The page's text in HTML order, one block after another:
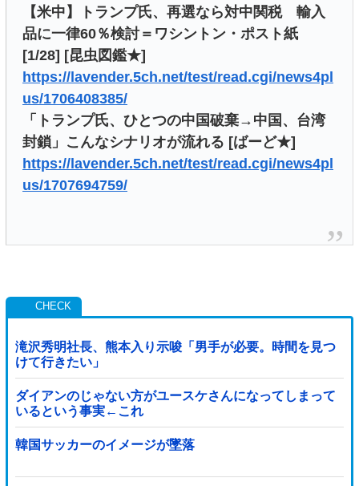
【米中】トランプ氏、再選なら対中関税 輸入
品に一律60％検討＝ワシントン・ポスト紙
[1/28] [昆虫図鑑★]
https://lavender.5ch.net/test/read.cgi/news4pl
us/1706408385/
「トランプ氏、ひとつの中国破棄→中国、台湾
封鎖」こんなシナリオが流れる [ばーど★]
https://lavender.5ch.net/test/read.cgi/news4pl
us/1707694759/
滝沢秀明社長、熊本入り示唆「男手が必要。時間を見つ
けて行きたい」
ダイアンのじゃない方がユースケさんになってしまって
いるという事実←これ
韓国サッカーのイメージが墜落